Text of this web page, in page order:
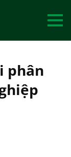
phân